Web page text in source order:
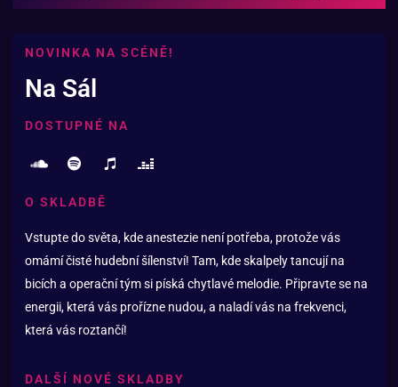
NOVINKA NA SCÉNĚ!
Na Sál
DOSTUPNÉ NA
O SKLADBĚ
Vstupte do světa, kde anestezie není potřeba, protože vás
omámí čisté hudební šílenství! Tam, kde skalpely tancují na
bicích a operační tým si píská chytlavé melodie. Připravte se na
energii, která vás prořízne nudou, a naladí vás na frekvenci,
která vás roztančí!
DALŠÍ NOVÉ SKLADBY